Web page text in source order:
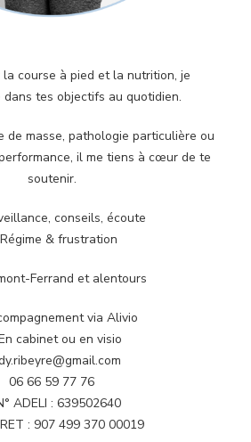
la course à pied et la nutrition, je
dans tes objectifs au quotidien.
de masse, pathologie particulière ou
il me tiens à cœur de te
soutenir.
conseils, écoute
& frustration
Ferrand et alentours
via Alivio
cabinet ou en visio
06 66 59 77 76
ADELI : 639502640
: 907 499 370 00019